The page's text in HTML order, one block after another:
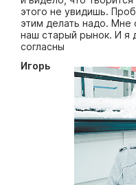
этого не увидишь.
этим делать надо. Мне
наш старый рынок. И я
согласны
Игорь